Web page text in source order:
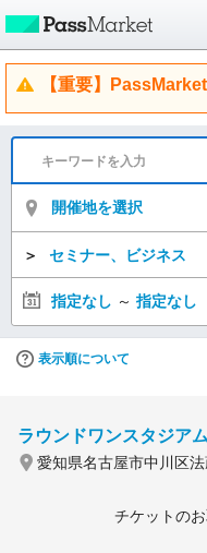
【重要】
開催地を選択
＞ セミナー、ビジネス
指定なし ～ 指定なし
表示順について
ラウンドワンスタジア
愛知県名古屋市中川区
チケットの